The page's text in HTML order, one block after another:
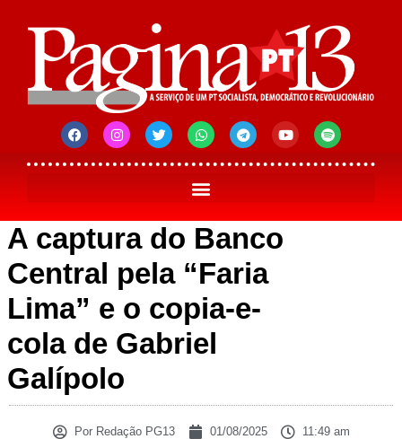
A captura do Banco
Central pela “Faria
Lima” e o copia-e-
cola de Gabriel
Galípolo
PorRedação PG13 01/08/2025
11:49 am